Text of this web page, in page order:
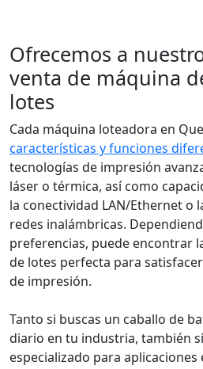
Ofrecemos a
venta de máquina
lotes
Cada máquina loteadora en
características y funciones
tecnologías de impresión
láser o térmica, así como
la conectividad LAN/Ethernet o
redes inalámbricas.
preferencias, puede encontrar
de lotes perfecta para
de impresión.
Tanto si buscas un caballo de
diario en tu industria, también
especializado para aplicaciones